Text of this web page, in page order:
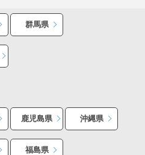
群馬県
鹿児島県 沖縄県
福島県